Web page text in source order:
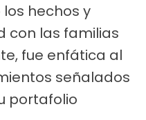
hechos y
con las familias
fue enfática al
señalados
portafolio